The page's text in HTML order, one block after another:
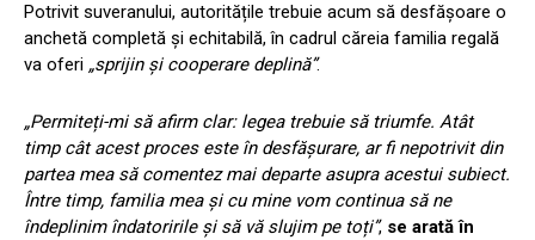
Potrivit suveranului, autoritățile trebuie acum să desfășoare o
anchetă completă și echitabilă, în cadrul căreia familia regală
va oferi „sprijin și cooperare deplină”.
„Permiteți-mi să afirm clar: legea trebuie să triumfe. Atât
timp cât acest proces este în desfășurare, ar fi nepotrivit din
partea mea să comentez mai departe asupra acestui subiect.
Între timp, familia mea și cu mine vom continua să ne
îndeplinim îndatoririle și să vă slujim pe toți”, se arată în